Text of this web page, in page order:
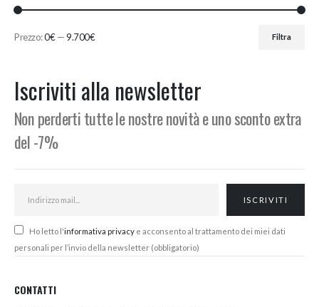
Filtra
Prezzo:0€—9.700€
Iscriviti alla newsletter
Non perderti tutte le nostre novità e uno sconto extra
del -7%
Ho letto l'informativa privacy e acconsento al trattamento dei miei dati
personali per l’invio della newsletter (obbligatorio)
CONTATTI